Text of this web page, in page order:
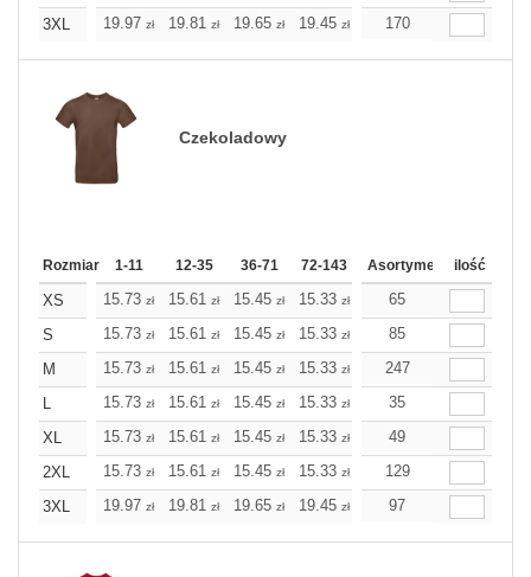
3XL
19.97 zł 19.81 zł 19.65 zł 19.45 zł 19.28zł
170
Czekoladowy
Rozmiar 1-11 12-35 36-71 72-143 144-287 288 Dodaj
Asortyment ilość
XS 15.73 zł 15.61 zł 15.45 zł 15.33 zł 15.21
65
S
15.73 zł 15.61 zł 15.45 zł 15.33 zł 15.21
85
M
15.73 zł 15.61 zł 15.45 zł 15.33 zł 15.21zł
247
L
15.73 zł 15.61 zł 15.45 zł 15.33 zł 15.21
35
XL
15.73 zł 15.61 zł 15.45 zł 15.33 zł 15.21
49
2XL
15.73 zł 15.61 zł 15.45 zł 15.33 zł 15.21zł
129
3XL
19.97 zł 19.81 zł 19.65 zł 19.45 zł 19.28
97